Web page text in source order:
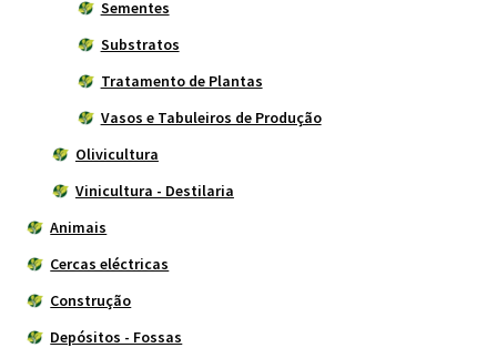
Sementes
Substratos
Tratamento de Plantas
Vasos e Tabuleiros de Produção
Olivicultura
Vinicultura - Destilaria
Animais
Cercas eléctricas
Construção
Depósitos - Fossas